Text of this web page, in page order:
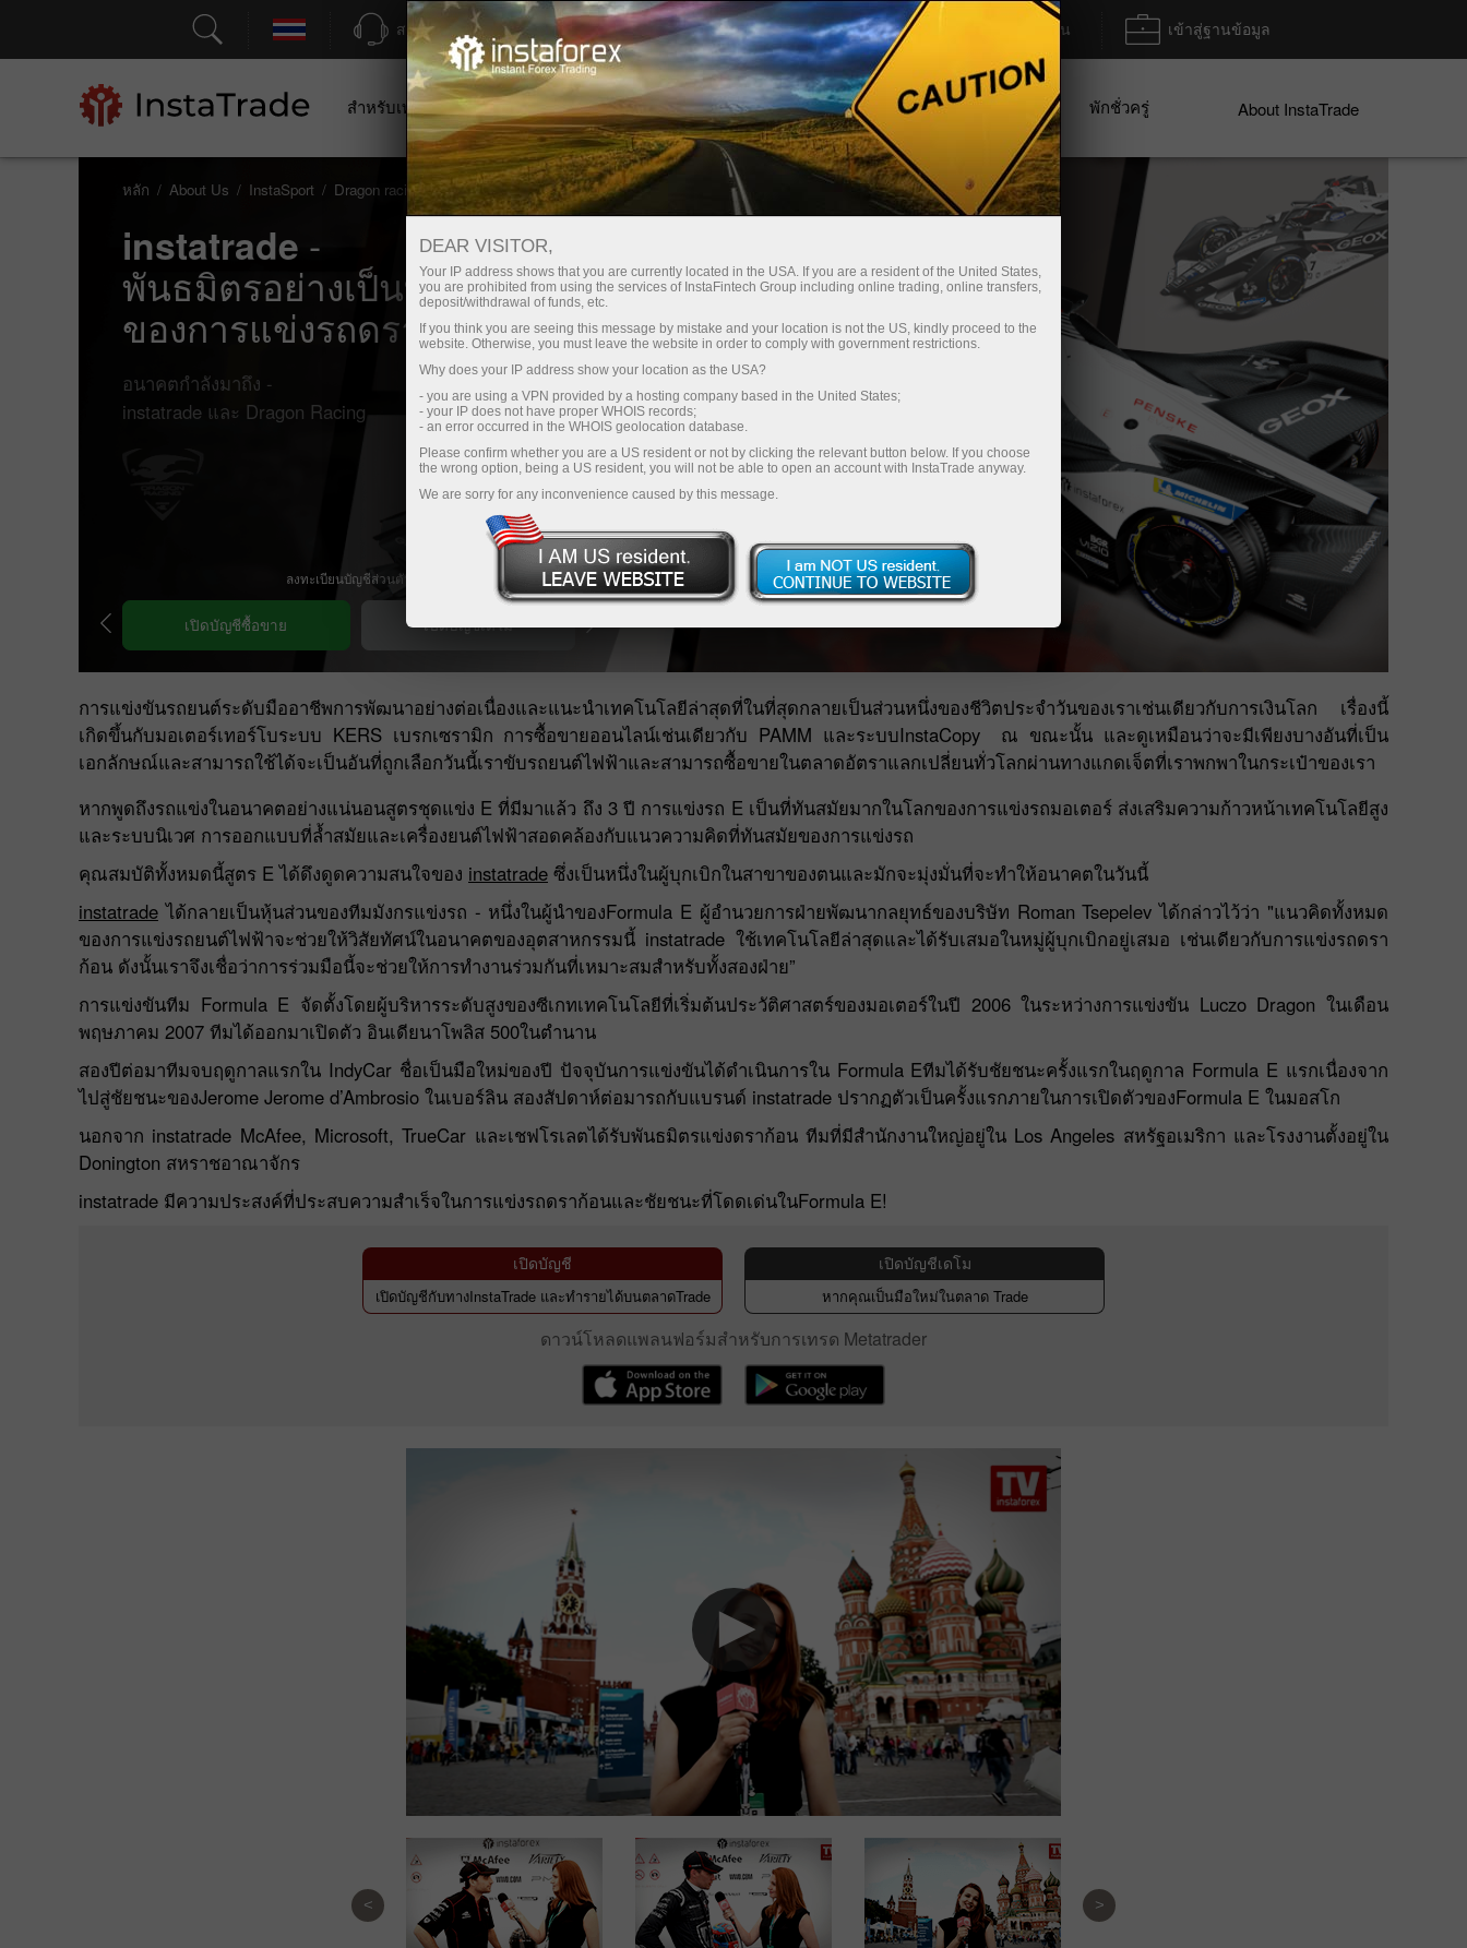
สนับสนุน เปิดบัญชีเทรดทันที แพลตฟอร์มการเทรด ฝาก/ถอน เข้าสู่ฐานข้อมูล
สำหรับเทรดเดอร์ สำหรับผู้เริ่มต้นใหม่ สำหรับหุ้นส่วน Company Services พักชั่วครู่ About InstaTrade
หลัก About Us InstaSport Dragon racing
instatrade -
พันธมิตรอย่างเป็นทางการ
ของการแข่งรถดราก้อน
อนาคตกำลังมาถึง -
instatrade และ Dragon Racing
ดาวน์โหลดแพลตฟอร์มการซื้อขาย วิธีการฝาก/ถอนเงิน การซื้อขายในเบราว์เซอร์
การแข่งขันรถยนต์ระดับมืออาชีพการพัฒนาอย่างต่อเนื่องและแนะนำเทคโนโลยีล่าสุดที่ในที่สุดกลายเป็นส่วนหนึ่งของชีวิตประจำวันของเราเช่นเดียวกับการเงินโลก เรื่องนี้
เกิดขึ้นกับมอเตอร์เทอร์โบระบบ KERS เบรกเซรามิก การซื้อขายออนไลน์เช่นเดียวกับ PAMM และระบบInstaCopy ณ ขณะนั้น และดูเหมือนว่าจะมีเพียงบางอันที่เป็น
เอกลักษณ์และสามารถใช้ได้จะเป็นอันที่ถูกเลือกวันนี้เราขับรถยนต์ไฟฟ้าและสามารถซื้อขายในตลาดอัตราแลกเปลี่ยนทั่วโลกผ่านทางแกดเจ็ตที่เราพกพาในกระเป๋าของเรา
หากพูดถึงรถแข่งในอนาคตอย่างแน่นอนสูตรชุดแข่ง E ที่มีมาแล้ว ถึง 3 ปี การแข่งรถ E เป็นที่ทันสมัยมากในโลกของการแข่งรถมอเตอร์ ส่งเสริมความก้าวหน้าเทคโนโลยีสูง
และระบบนิเวศ การออกแบบที่ล้ำสมัยและเครื่องยนต์ไฟฟ้าสอดคล้องกับแนวความคิดที่ทันสมัยของการแข่งรถ
คุณสมบัติทั้งหมดนี้สูตร E ได้ดึงดูดความสนใจของ instatrade ซึ่งเป็นหนึ่งในผู้บุกเบิกในสาขาของตนและมักจะมุ่งมั่นที่จะทำให้อนาคตในวันนี้
instatrade ได้กลายเป็นหุ้นส่วนของทีมมังกรแข่งรถ - หนึ่งในผู้นำของFormula E ผู้อำนวยการฝ่ายพัฒนากลยุทธ์ของบริษัท Roman Tsepelev ได้กล่าวไว้ว่า "แนวคิดทั้งหมด
ของการแข่งรถยนต์ไฟฟ้าจะช่วยให้วิสัยทัศน์ในอนาคตของอุตสาหกรรมนี้ instatrade ใช้เทคโนโลยีล่าสุดและได้รับเสมอในหมู่ผู้บุกเบิกอยู่เสมอ เช่นเดียวกับการแข่งรถดรา
ก้อน ดังนั้นเราจึงเชื่อว่าการร่วมมือนี้จะช่วยให้การทำงานร่วมกันที่เหมาะสมสำหรับทั้งสองฝ่าย”
การแข่งขันทีม Formula E จัดตั้งโดยผู้บริหารระดับสูงของซีเกทเทคโนโลยีที่เริ่มต้นประวัติศาสตร์ของมอเตอร์ในปี 2006 ในระหว่างการแข่งขัน Luczo Dragon ในเดือน
พฤษภาคม 2007 ทีมได้ออกมาเปิดตัว อินเดียนาโพลิส 500ในตำนาน
สองปีต่อมาทีมจบฤดูกาลแรกใน IndyCar ชื่อเป็นมือใหม่ของปี ปัจจุบันการแข่งขันได้ดำเนินการใน Formula Eทีมได้รับชัยชนะครั้งแรกในฤดูกาล Formula E แรกเนื่องจาก
ไปสู่ชัยชนะของJerome Jerome d’Ambrosio ในเบอร์ลิน สองสัปดาห์ต่อมารถกับแบรนด์ instatrade ปรากฏตัวเป็นครั้งแรกภายในการเปิดตัวของFormula E ในมอสโก
นอกจาก instatrade McAfee, Microsoft, TrueCar และเชฟโรเลตได้รับพันธมิตรแข่งดราก้อน ทีมที่มีสำนักงานใหญ่อยู่ใน Los Angeles สหรัฐอเมริกา และโรงงานตั้งอยู่ใน
Donington สหราชอาณาจักร
instatrade มีความประสงค์ที่ประสบความสำเร็จในการแข่งรถดราก้อนและชัยชนะที่โดดเด่นในFormula E!
เปิดบัญชี
เปิดบัญชีกับทางInstaTrade และทำรายได้บนตลาดTrade
เปิดบัญชีเดโม
หากคุณเป็นมือใหม่ในตลาด Trade
ดาวน์โหลดแพลนฟอร์มสำหรับการเทรด Metatrader
DEAR VISITOR,
Your IP address shows that you are currently located in the USA. If you are a resident of the United States,
you are prohibited from using the services of InstaFintech Group including online trading, online transfers,
deposit/withdrawal of funds, etc.
If you think you are seeing this message by mistake and your location is not the US, kindly proceed to the
website. Otherwise, you must leave the website in order to comply with government restrictions.
Why does your IP address show your location as the USA?
- you are using a VPN provided by a hosting company based in the United States;
- your IP does not have proper WHOIS records;
- an error occurred in the WHOIS geolocation database.
Please confirm whether you are a US resident or not by clicking the relevant button below. If you choose
the wrong option, being a US resident, you will not be able to open an account with InstaTrade anyway.
We are sorry for any inconvenience caused by this message.